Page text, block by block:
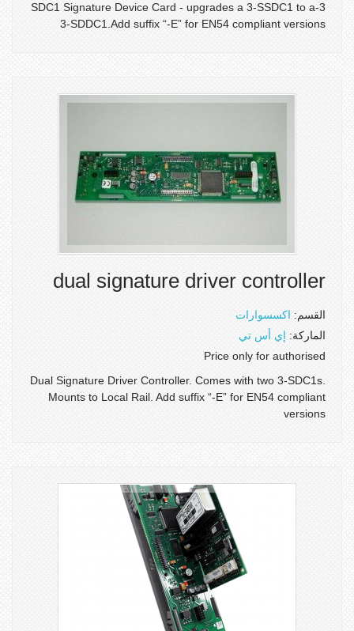
3-SDC1 Signature Device Card - upgrades a 3-SSDC1 to a
3-SDDC1.Add suffix “-E” for EN54 compliant versions
dual signature driver controller
القسم: اكسسوارات
الماركة: إي أس تي
Price only for authorised
Dual Signature Driver Controller. Comes with two 3-SDC1s.
Mounts to Local Rail. Add suffix “-E” for EN54 compliant
versions